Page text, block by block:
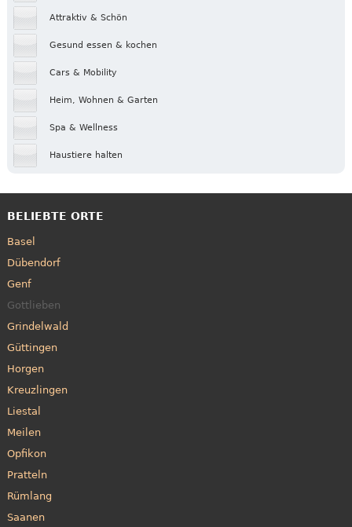
Attraktiv & Schön
Gesund essen & kochen
Cars & Mobility
Heim, Wohnen & Garten
Spa & Wellness
Haustiere halten
BELIEBTE ORTE
Basel
Dübendorf
Genf
Gottlieben
Grindelwald
Güttingen
Horgen
Kreuzlingen
Liestal
Meilen
Opfikon
Pratteln
Rümlang
Saanen